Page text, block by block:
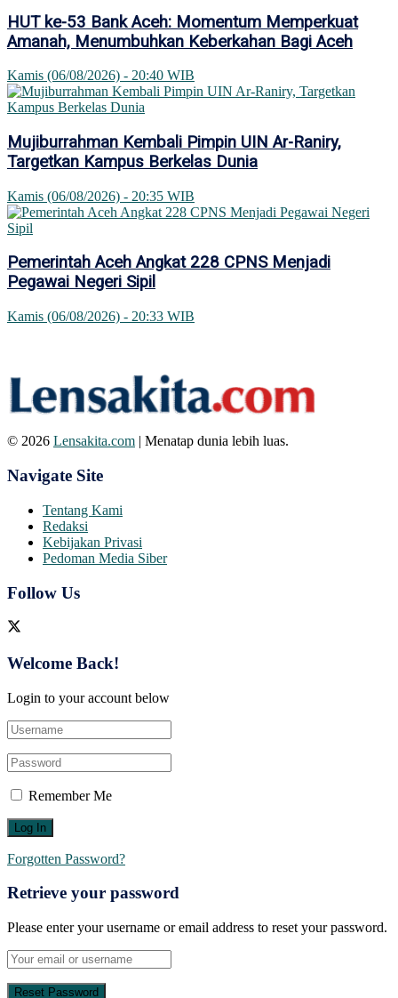
HUT ke-53 Bank Aceh: Momentum Memperkuat
Amanah, Menumbuhkan Keberkahan Bagi Aceh
Kamis (06/08/2026) - 20:40 WIB
Mujiburrahman Kembali Pimpin UIN Ar-Raniry,
Targetkan Kampus Berkelas Dunia
Kamis (06/08/2026) - 20:35 WIB
Pemerintah Aceh Angkat 228 CPNS Menjadi
Pegawai Negeri Sipil
Kamis (06/08/2026) - 20:33 WIB
© 2026 Lensakita.com | Menatap dunia lebih luas.
Navigate Site
Tentang Kami
Redaksi
Kebijakan Privasi
Pedoman Media Siber
Follow Us
Welcome Back!
Login to your account below
Remember Me
Forgotten Password?
Retrieve your password
Please enter your username or email address to reset your password.